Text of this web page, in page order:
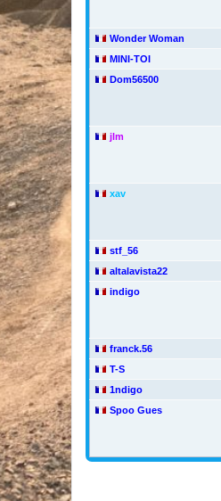
Wonder Woman
MINI-TOI
Dom56500
jlm
xav
stf_56
altalavista22
indigo
franck.56
T-S
1ndigo
Spoo Gues